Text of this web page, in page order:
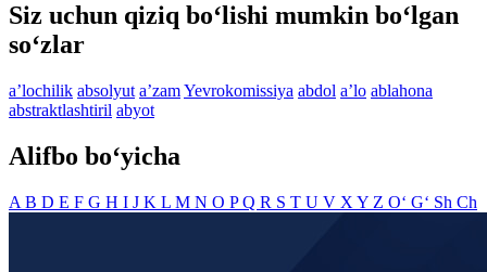
Siz uchun qiziq bo‘lishi mumkin bo‘lgan
so‘zlar
aʼlochilik absolyut aʼzamYevrokomissiya abdol aʼlo ablahona
abstraktlashtiril abyot
Alifbo bo‘yicha
A B D E F G H I J K L M N O PQ R S T U V X Y Z O‘ G‘ Sh Ch